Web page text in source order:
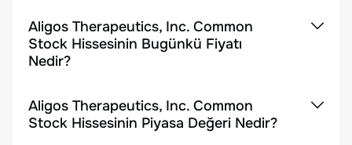
Aligos Therapeutics, Inc. Common
Stock Hissesinin Bugünkü Fiyatı
Nedir?
Aligos Therapeutics, Inc. Common
Stock Hissesinin Piyasa Değeri Nedir?